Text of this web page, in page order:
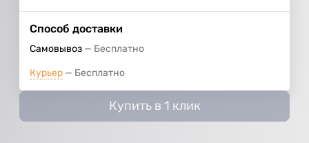
Способ доставки
Самовывоз Бесплатно
Курьер Бесплатно
Купить в 1 клик